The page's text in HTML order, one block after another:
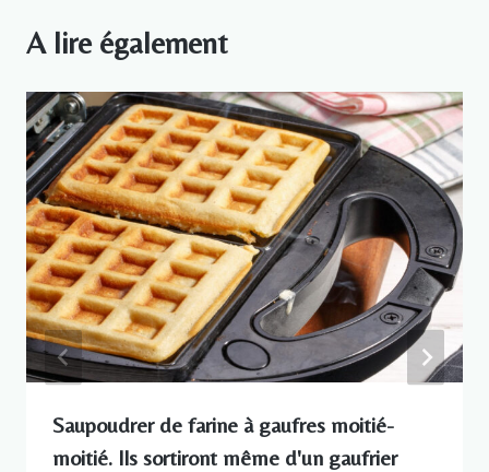
A lire également
Saupoudrer de farine à gaufres moitié-
moitié. Ils sortiront même d'un gaufrier